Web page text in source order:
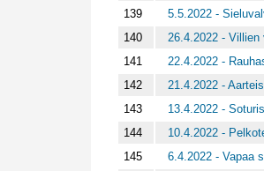
139
5.5.2022 -
140
26.4.2022 - Villien
141
22.4.2022 -
142
21.4.2022 -
143
13.4.2022 -
144
10.4.2022 -
145
6.4.2022 - Vapaa